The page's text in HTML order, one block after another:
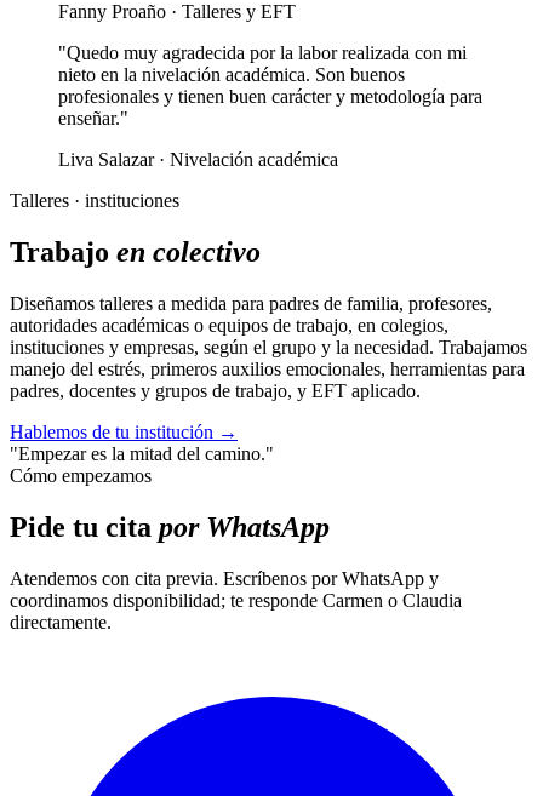
Fanny Proaño · Talleres y EFT
"Quedo muy agradecida por la labor realizada con mi
nieto en la nivelación académica. Son buenos
profesionales y tienen buen carácter y metodología para
enseñar."
Liva Salazar · Nivelación académica
Talleres · instituciones
Trabajo en colectivo
Diseñamos talleres a medida para padres de familia, profesores,
autoridades académicas o equipos de trabajo, en colegios,
instituciones y empresas, según el grupo y la necesidad. Trabajamos
manejo del estrés, primeros auxilios emocionales, herramientas para
padres, docentes y grupos de trabajo, y EFT aplicado.
Hablemos de tu institución →
"Empezar es la mitad del camino."
Cómo empezamos
Pide tu cita por WhatsApp
Atendemos con cita previa. Escríbenos por WhatsApp y
coordinamos disponibilidad; te responde Carmen o Claudia
directamente.